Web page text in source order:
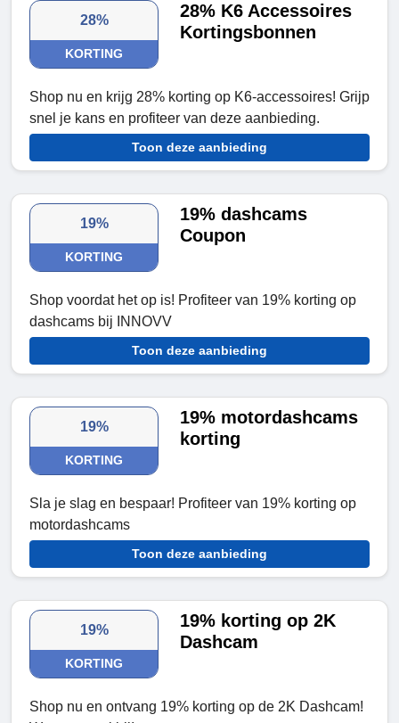
28%
KORTING
28% K6 Accessoires
Kortingsbonnen
Shop nu en krijg 28% korting op K6-accessoires! Grijp
snel je kans en profiteer van deze aanbieding.
Toon deze aanbieding
19%
KORTING
19% dashcams
Coupon
Shop voordat het op is! Profiteer van 19% korting op
dashcams bij INNOVV
Toon deze aanbieding
19%
KORTING
19% motordashcams
korting
Sla je slag en bespaar! Profiteer van 19% korting op
motordashcams
Toon deze aanbieding
19%
KORTING
19% korting op 2K
Dashcam
Shop nu en ontvang 19% korting op de 2K Dashcam!